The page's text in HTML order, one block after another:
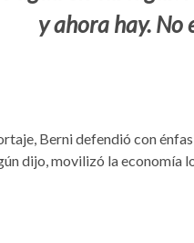
y ahora hay. No
Berni defendió con
dijo, movilizó la economía